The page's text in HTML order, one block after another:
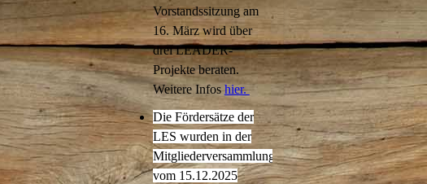
Vorstandssitzung am
16. März wird über
drei LEADER-
Projekte beraten.
Weitere Infos hier.
Die Fördersätze der
LES wurden in der
Mitgliederversammlung
vom 15.12.2025